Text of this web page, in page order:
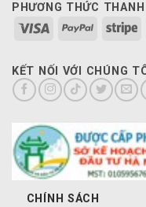
PHƯƠNG THỨC
KẾT NỐI VỚI CHÚNG
CHÍNH SÁCH